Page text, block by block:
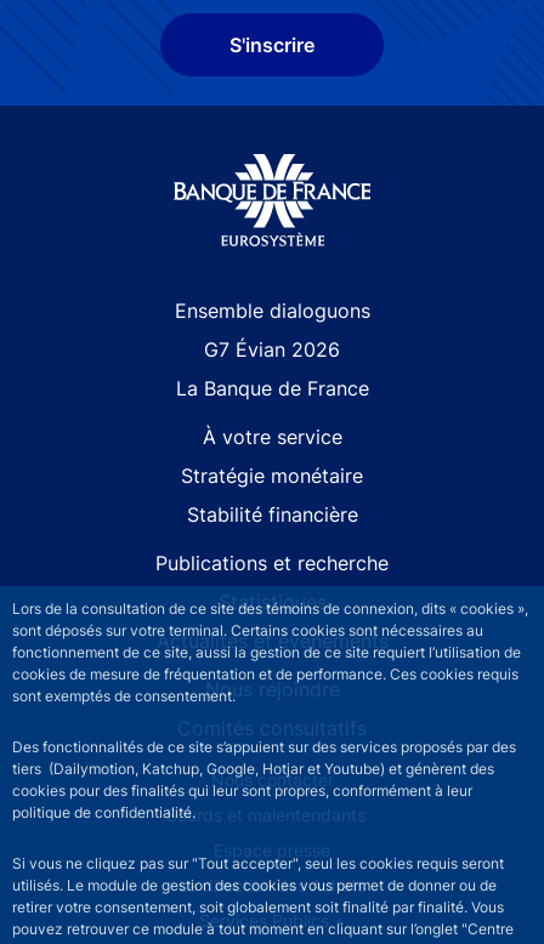
Lors de la consultation de ce site des témoins de connexion, dits « cookies »,
sont déposés sur votre terminal. Certains cookies sont nécessaires au
fonctionnement de ce site, aussi la gestion de ce site requiert l’utilisation de
cookies de mesure de fréquentation et de performance. Ces cookies requis
sont exemptés de consentement.
Des fonctionnalités de ce site s’appuient sur des services proposés par des
tiers (Dailymotion, Katchup, Google, Hotjar et Youtube) et génèrent des
cookies pour des finalités qui leur sont propres, conformément à leur
politique de confidentialité.
Si vous ne cliquez pas sur "Tout accepter", seul les cookies requis seront
utilisés. Le module de gestion des cookies vous permet de donner ou de
retirer votre consentement, soit globalement soit finalité par finalité. Vous
pouvez retrouver ce module à tout moment en cliquant sur l’onglet "Centre
S'inscrire
Ensemble dialoguons
G7 Évian 2026
La Banque de France
À votre service
Stratégie monétaire
Stabilité financière
Publications et recherche
Statistiques
Actualités et événements
Nous rejoindre
Comités consultatifs
Footer secondary menuNous contacter
Sourds et malentendants
Espace presse
La direction des Achats
Services Publics +